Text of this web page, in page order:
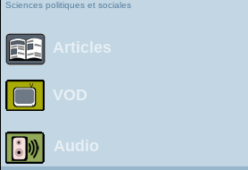
Sciences politiques et sociales
Articles
VOD
Audio